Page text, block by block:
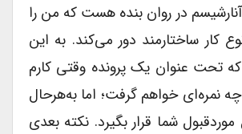
در روان بنده هست که من را
کار ساختارمند دور می‌کند. به این
تحت عنوان یک پرونده وقتی کارم
نمره‌ای خواهم گرفت؛ اما به‌هرحال
شما قرار بگیرد. نکته بعدی